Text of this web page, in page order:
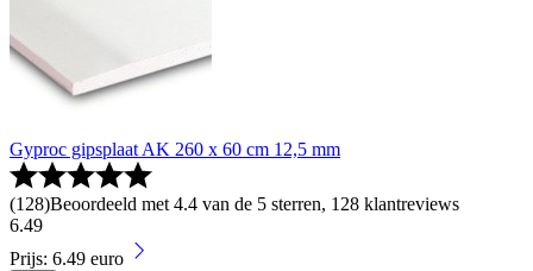
Gyproc gipsplaat AK 260 x 60 cm 12,5 mm
(128)Beoordeeld met 4.4 van de 5 sterren, 128 klantreviews
6.49
Prijs: 6.49 euro